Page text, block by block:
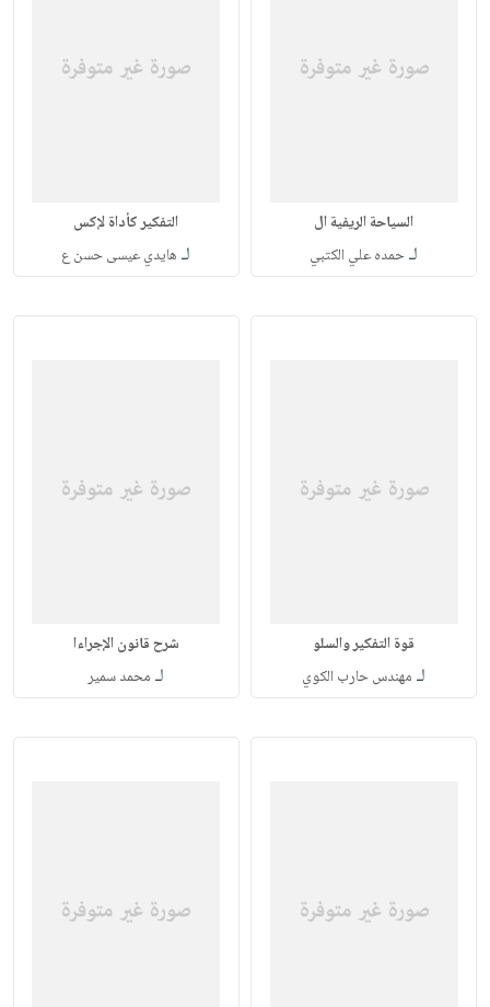
السياحة الريفية ال
لـحمده علي الكتبي
التفكير كأداة لإكس
لـ هايدي عيسى حسن ع
قوة التفكير والسلو
لـ مهندس حارب الكوي
شرح قانون الإجراءا
لـ محمد سمير